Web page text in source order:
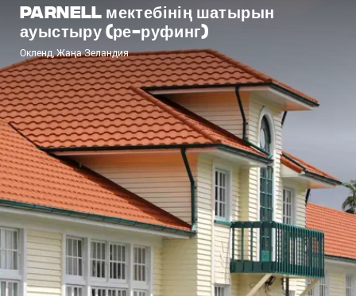
Parnell мектебінің шатырын
ауыстыру (ре-руфинг)
Окленд, Жаңа Зеландия